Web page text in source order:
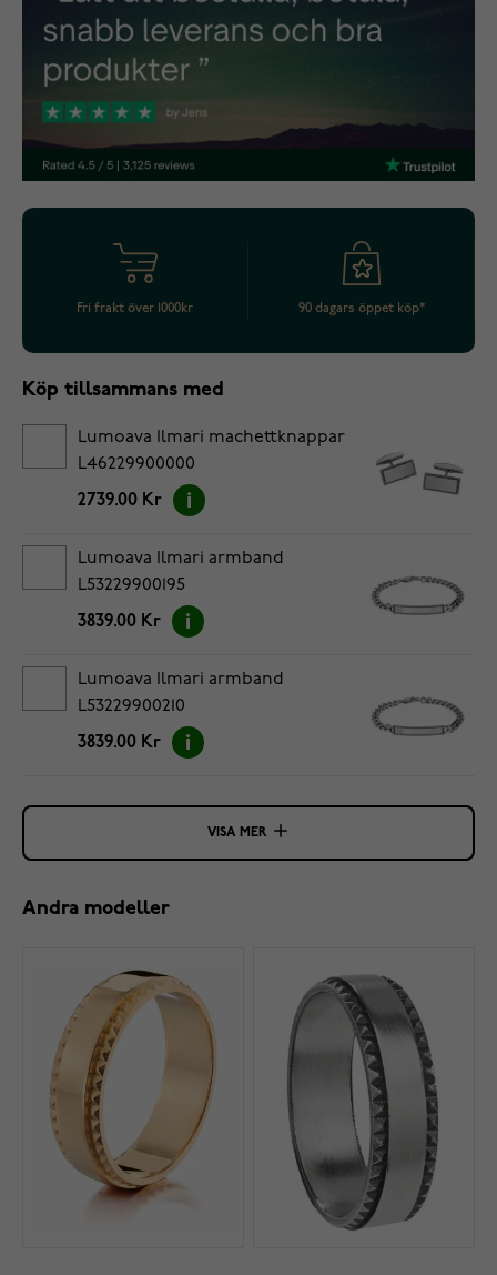
Fri frakt över 1000kr 90 dagars öppet köp*
Köp tillsammans med
Lumoava Ilmari machettknappar
L46229900000
2739.00 Kr
Lumoava Ilmari armband
L53229900195
3839.00 Kr
Lumoava Ilmari armband
L53229900210
3839.00 Kr
VISA MER
Andra modeller